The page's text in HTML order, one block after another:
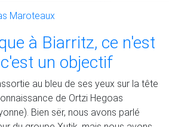
Maroteaux
à Biarritz, ce n'est
un objectif
au bleu de ses yeux sur la tête
de Ortzi Hegoas
Bien sër, nous avons parlé